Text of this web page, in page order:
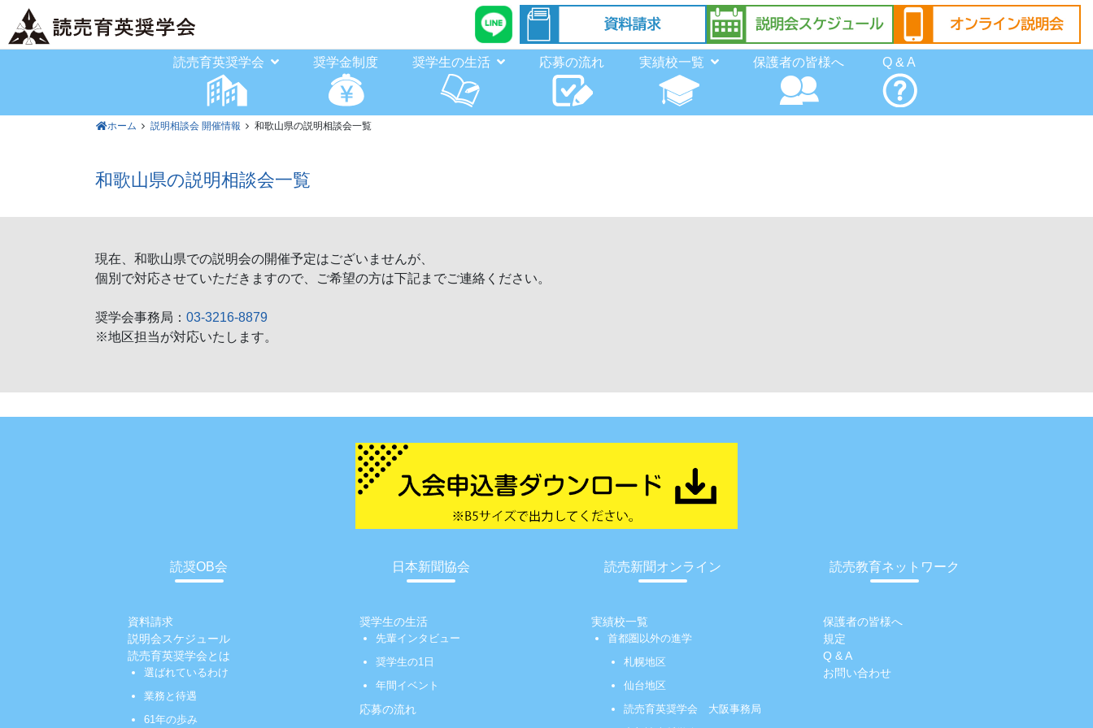
読売育英奨学会 奨学金制度 奨学生の生活 応募の流れ 実績校一覧 保護者の皆様へ Q & A
ホーム 説明相談会 開催情報 和歌山県の説明相談会一覧
和歌山県の説明相談会一覧
現在、和歌山県での説明会の開催予定はございませんが、
個別で対応させていただきますので、ご希望の方は下記までご連絡ください。
奨学会事務局： 03-3216-8879
※地区担当が対応いたします。
読奨OB会 日本新聞協会 読売新聞オンライン 読売教育ネットワーク
資料請求
説明会スケジュール
読売育英奨学会とは
選ばれているわけ
業務と待遇
61年の歩み
奨学生の生活
先輩インタビュー
奨学生の1日
年間イベント
応募の流れ
実績校一覧
首都圏以外の進学
札幌地区
仙台地区
読売育英奨学会 大阪事務局
保護者の皆様へ
規定
Q & A
お問い合わせ